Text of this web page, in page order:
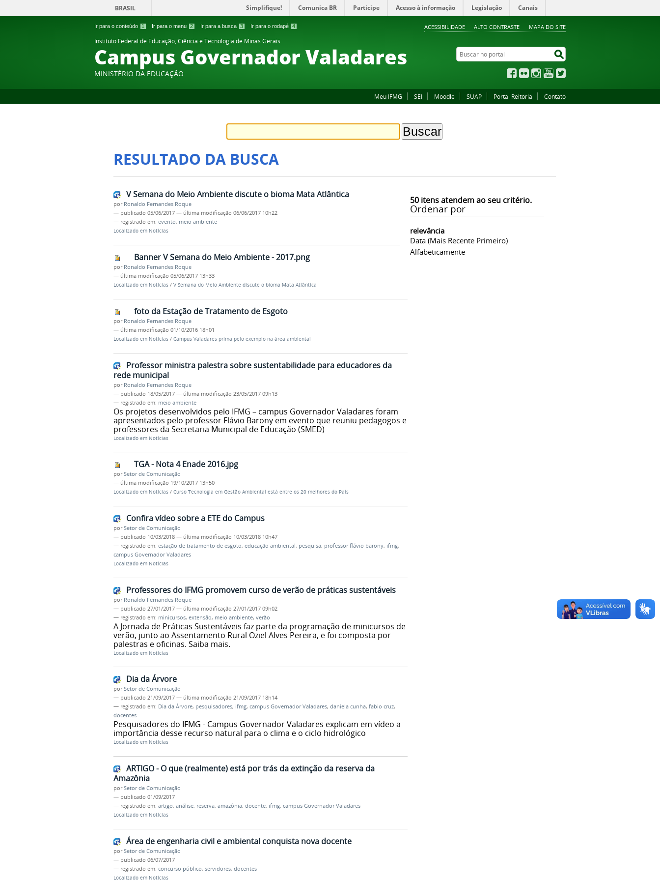
Ir para o conteúdo 1 Ir para o menu 2 Ir para a busca 3 Ir para o rodapé 4 ACESSIBILIDADE ALTO CONTRASTE MAPA DO SITE
BRASIL Simplifique! Comunica BR Participe Acesso à informação Legislação Canais
Instituto Federal de Educação, Ciência e Tecnologia de Minas Gerais
Campus Governador Valadares
MINISTÉRIO DA EDUCAÇÃO
Buscar no portal
Facebook
Flickr InstagramYouTube
Meu IFMG SEI Moodle SUAP Portal Reitoria Contato
RESULTADO DA BUSCA
50itens atendem ao seu critério.
Ordenar por
relevância
Data (mais Recente Primeiro)
Alfabeticamente
V Semana do Meio Ambiente discute o bioma Mata Atlântica
por Ronaldo Fernandes Roque
— publicado 05/06/2017 — última modificação 06/06/2017 10h22
— registrado em: evento, meio ambiente
Localizado em Notícias
Banner V Semana do Meio Ambiente - 2017.png
por Ronaldo Fernandes Roque
— última modificação 05/06/2017 13h33
Localizado em Notícias / V Semana do Meio Ambiente discute o bioma Mata Atlântica
foto da Estação de Tratamento de Esgoto
por Ronaldo Fernandes Roque
— última modificação 01/10/2016 18h01
Localizado em Notícias / Campus Valadares prima pelo exemplo na área ambiental
Professor ministra palestra sobre sustentabilidade para educadores da
rede municipal
por Ronaldo Fernandes Roque
— publicado 18/05/2017 — última modificação 23/05/2017 09h13
— registrado em: meio ambiente
Os projetos desenvolvidos pelo IFMG – campus Governador Valadares foram
apresentados pelo professor Flávio Barony em evento que reuniu pedagogos e
professores da Secretaria Municipal de Educação (SMED)
Localizado em Notícias
TGA - Nota 4 Enade 2016.jpg
porSetor de Comunicação
— última modificação 19/10/2017 13h50
Localizado em Notícias / Curso Tecnologia em Gestão Ambiental está entre os 20 melhores do País
Confira vídeo sobre a ETE do Campus
porSetor de Comunicação
— publicado 10/03/2018 — última modificação 10/03/2018 10h47
— registrado em: estação de tratamento de esgoto, educação ambiental, pesquisa, professor flávio barony, ifmg,
campus Governador Valadares
Localizado em Notícias
Professores do IFMG promovem curso de verão de práticas sustentáveis
por Ronaldo Fernandes Roque
— publicado 27/01/2017 — última modificação 27/01/2017 09h02
— registrado em: minicursos, extensão, meio ambiente, verão
A Jornada de Práticas Sustentáveis faz parte da programação de minicursos de
verão, junto ao Assentamento Rural Oziel Alves Pereira, e foi composta por
palestras e oficinas. Saiba mais.
Localizado em Notícias
Dia da Árvore
porSetor de Comunicação
— publicado 21/09/2017 — última modificação 21/09/2017 18h14
— registrado em: Dia da Árvore, pesquisadores, ifmg, campus Governador Valadares, daniela cunha, fabio cruz,
docentes
Pesquisadores do IFMG - Campus Governador Valadares explicam em vídeo a
importância desse recurso natural para o clima e o ciclo hidrológico
Localizado em Notícias
ARTIGO - O que (realmente) está por trás da extinção da reserva da
Amazônia
porSetor de Comunicação
— publicado 01/09/2017
— registrado em: artigo, análise, reserva, amazônia, docente, ifmg, campus Governador Valadares
Localizado em Notícias
Área de engenharia civil e ambiental conquista nova docente
porSetor de Comunicação
— publicado 06/07/2017
— registrado em: concurso público, servidores, docentes
Localizado em Notícias